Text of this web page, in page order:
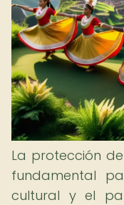
La protección
fundamental
cultural y el